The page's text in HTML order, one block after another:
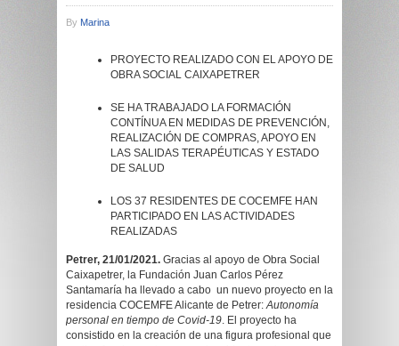
By Marina
PROYECTO REALIZADO CON EL APOYO DE
OBRA SOCIAL CAIXAPETRER
SE HA TRABAJADO LA FORMACIÓN
CONTÍNUA EN MEDIDAS DE PREVENCIÓN,
REALIZACIÓN DE COMPRAS, APOYO EN
LAS SALIDAS TERAPÉUTICAS Y ESTADO
DE SALUD
LOS 37 RESIDENTES DE COCEMFE HAN
PARTICIPADO EN LAS ACTIVIDADES
REALIZADAS
Petrer, 21/01/2021. Gracias al apoyo de Obra Social
Caixapetrer, la Fundación Juan Carlos Pérez
Santamaría ha llevado a cabo un nuevo proyecto en la
residencia COCEMFE Alicante de Petrer:Autonomía
personal en tiempo de Covid-19. El proyecto ha
consistido en la creación de una figura profesional que